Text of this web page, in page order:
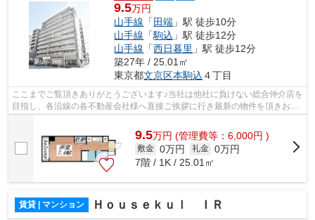
9.5万円
山手線 「 田端 」駅 徒歩10分
山手線 「駒込 」駅 徒歩12分
山手線 「西日暮里 」駅 徒歩12分
築27年 / 25.01㎡
東京都文京区本駒込 ４丁目
ここまでご覧頂きありがとうございます♪当社は他社に負けない総合仲介店を
目指し、各沿線の各不動産会社様へ直接ご挨拶に行き最新の物件を頂きお客
9.5万円 (管理費等：6,000円 )
敷金 0万円 礼金 0万円
7階 / 1K / 25.01㎡
賃貸 | マンション Ｈｏｕｓｅｋｕｌ ＩＲ